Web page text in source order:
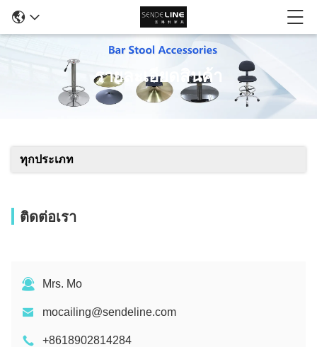
รายละเอียดสินค้า
ทุกประเภท
ติดต่อเรา
Mrs. Mo
mocailing@sendeline.com
+8618902814284